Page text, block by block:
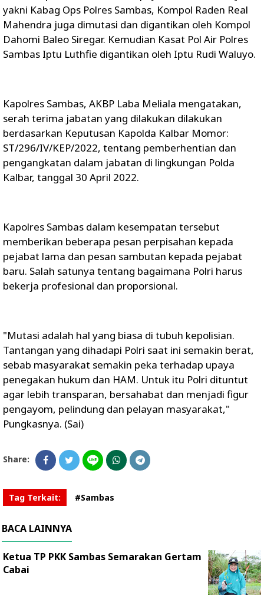
yakni Kabag Ops Polres Sambas, Kompol Raden Real
Mahendra juga dimutasi dan digantikan oleh Kompol
Dahomi Baleo Siregar. Kemudian Kasat Pol Air Polres
Sambas Iptu Luthfie digantikan oleh Iptu Rudi Waluyo.
Kapolres Sambas, AKBP Laba Meliala mengatakan,
serah terima jabatan yang dilakukan dilakukan
berdasarkan Keputusan Kapolda Kalbar Momor:
ST/296/IV/KEP/2022, tentang pemberhentian dan
pengangkatan dalam jabatan di lingkungan Polda
Kalbar, tanggal 30 April 2022.
Kapolres Sambas dalam kesempatan tersebut
memberikan beberapa pesan perpisahan kepada
pejabat lama dan pesan sambutan kepada pejabat
baru. Salah satunya tentang bagaimana Polri harus
bekerja profesional dan proporsional.
"Mutasi adalah hal yang biasa di tubuh kepolisian.
Tantangan yang dihadapi Polri saat ini semakin berat,
sebab masyarakat semakin peka terhadap upaya
penegakan hukum dan HAM. Untuk itu Polri dituntut
agar lebih transparan, bersahabat dan menjadi figur
pengayom, pelindung dan pelayan masyarakat,"
Pungkasnya. (Sai)
Share:
Tag Terkait: #Sambas
BACA LAINNYA
Ketua TP PKK Sambas Semarakan Gertam
Cabai